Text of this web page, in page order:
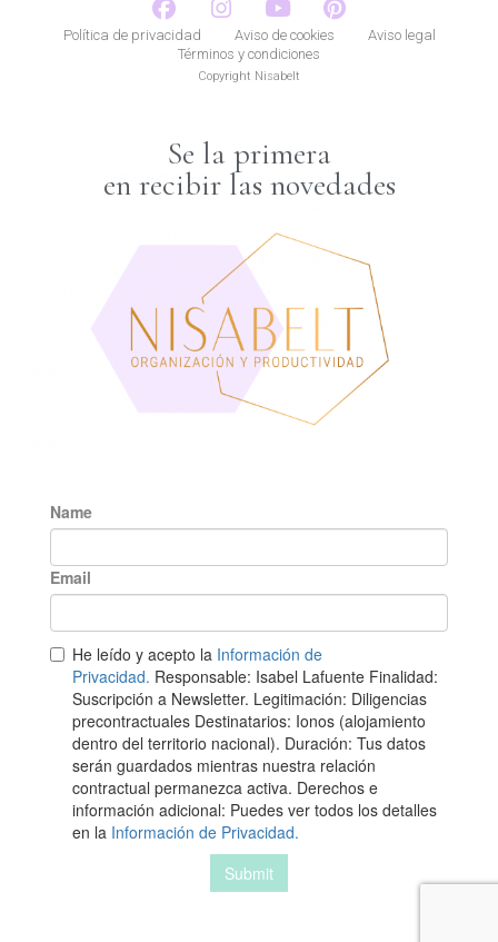
Política de privacidad Aviso de cookies
Aviso legal
Términos y condiciones
Copyright Nisabelt
Se la primera
en recibir las novedades